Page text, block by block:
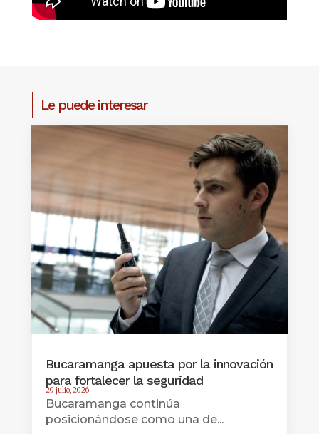
Le puede interesar
Bucaramanga apuesta por la innovación
para fortalecer la seguridad
29 julio, 2026
Bucaramanga continúa
posicionándose como una de...